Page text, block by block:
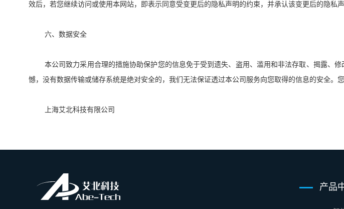
效后，若您继续访问或使用本网站，即表示同意受变更后的隐私声明的约束，并承认该变更后的隐私
六、数据安全
本公司致力采用合理的措施协助保护您的信息免于受到遗失、盗用、滥用和非法存取、揭露、
憾，没有数据传输或储存系统是绝对安全的，我们无法保证透过本公司服务向您取得的信息的安全。
上海艾北科技有限公司
产品